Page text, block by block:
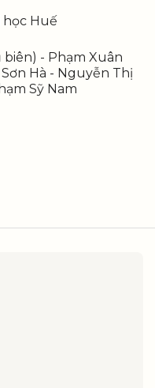
học Huế
- Phạm Xuân
Hà - Nguyễn Thị
Sỹ Nam